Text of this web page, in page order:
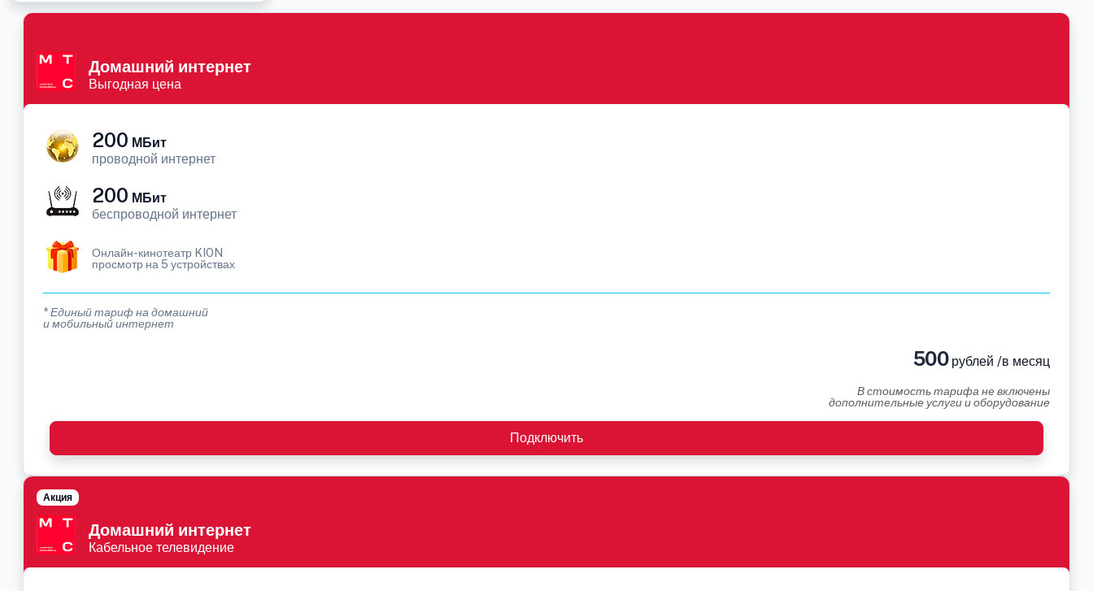
Домашний интернет
Выгодная цена
200 МБит
проводной интернет
200 МБит
беспроводной интернет
Онлайн-кинотеатр KION
просмотр на 5 устройствах
* Единый тариф на домашний
и мобильный интернет
500рублей /в месяц
В стоимость тарифа не включены
дополнительные услуги и оборудование
Подключить
Домашний интернет
Кабельное телевидение
Акция